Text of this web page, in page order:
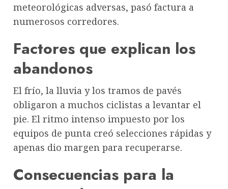
meteorológicas adversas, pasó factura a
numerosos corredores.
Factores que explican los
abandonos
El frío, la lluvia y los tramos de pavés
obligaron a muchos ciclistas a levantar el
pie. El ritmo intenso impuesto por los
equipos de punta creó selecciones rápidas y
apenas dio margen para recuperarse.
Consecuencias para la